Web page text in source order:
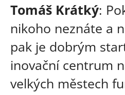
Tomáš Krátký:
nikoho neznáte a
pak je dobrým
inovační centrum
velkých městech